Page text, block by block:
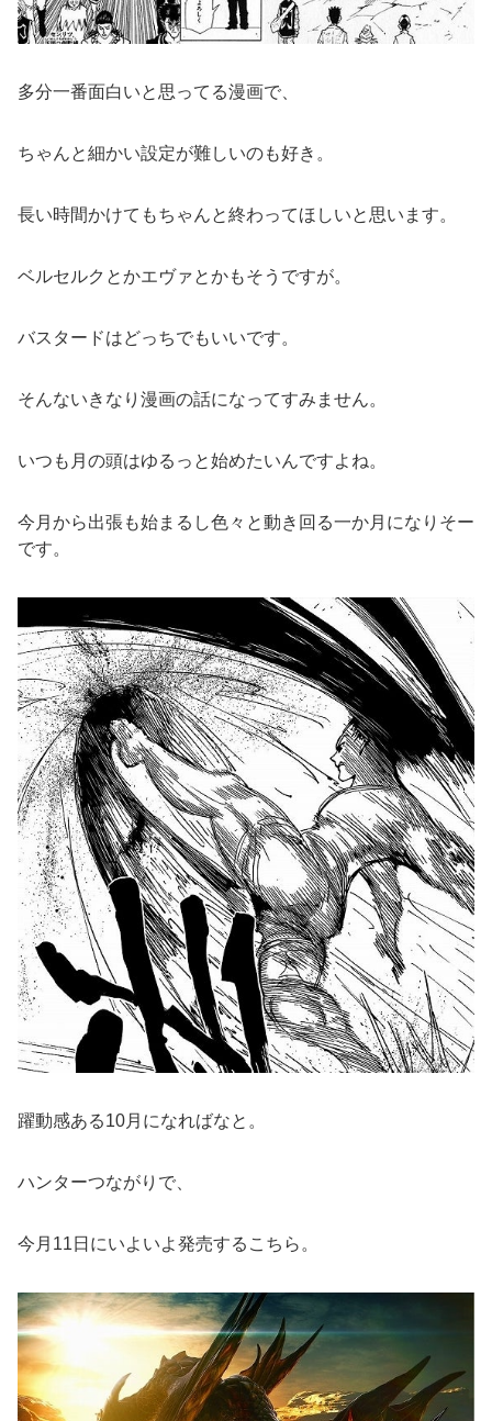
多分一番面白いと思ってる漫画で、
ちゃんと細かい設定が難しいのも好き。
長い時間かけてもちゃんと終わってほしいと思います。
ベルセルクとかエヴァとかもそうですが。
バスタードはどっちでもいいです。
そんないきなり漫画の話になってすみません。
いつも月の頭はゆるっと始めたいんですよね。
今月から出張も始まるし色々と動き回る一か月になりそー
です。
躍動感ある10月になればなと。
ハンターつながりで、
今月11日にいよいよ発売するこちら。